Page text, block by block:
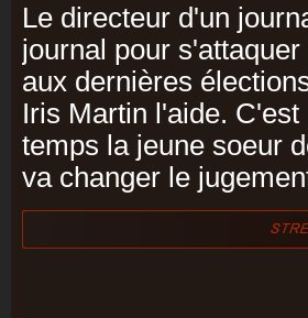
Le directeur d'un
journal pour
aux dernières
Iris Martin l'aide.
temps la jeune soeur
va changer le